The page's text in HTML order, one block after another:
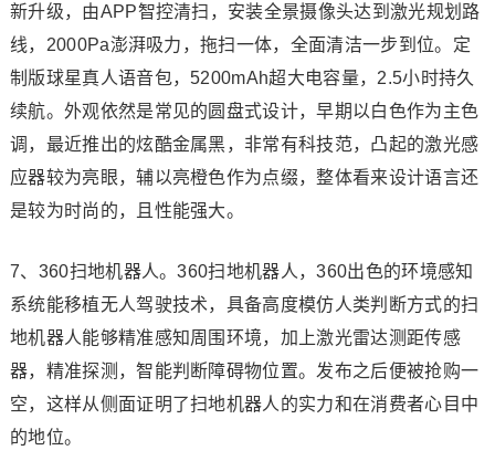
新升级，由APP智控清扫，安装全景摄像头达到激光规划路
线，2000Pa澎湃吸力，拖扫一体，全面清洁一步到位。定
制版球星真人语音包，5200mAh超大电容量，2.5小时持久
续航。外观依然是常见的圆盘式设计，早期以白色作为主色
调，最近推出的炫酷金属黑，非常有科技范，凸起的激光感
应器较为亮眼，辅以亮橙色作为点缀，整体看来设计语言还
是较为时尚的，且性能强大。
7、360扫地机器人。360扫地机器人，360出色的环境感知
系统能移植无人驾驶技术，具备高度模仿人类判断方式的扫
地机器人能够精准感知周围环境，加上激光雷达测距传感
器，精准探测，智能判断障碍物位置。发布之后便被抢购一
空，这样从侧面证明了扫地机器人的实力和在消费者心目中
的地位。